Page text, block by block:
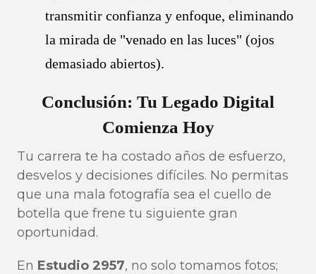
transmitir confianza y enfoque, eliminando
la mirada de "venado en las luces" (ojos
demasiado abiertos).
Conclusión: Tu Legado Digital
Comienza Hoy
Tu carrera te ha costado años de esfuerzo,
desvelos y decisiones difíciles. No permitas
que una mala fotografía sea el cuello de
botella que frene tu siguiente gran
oportunidad.
En Estudio 2957, no solo tomamos fotos;